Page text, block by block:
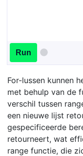
Run
For-lussen kunnen
met behulp van de
verschil tussen
een nieuwe lijst
gespecificeerde
retourneert, wat
range functie, die